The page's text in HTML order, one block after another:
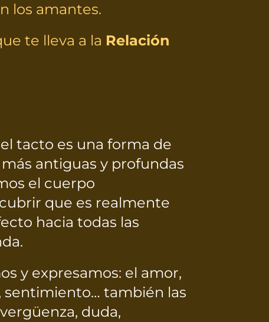
los amantes.
te lleva a la Relación
tacto es una forma de
antiguas y profundas
el cuerpo
que es realmente
hacia todas las
y expresamos: el amor,
sentimiento… también las
duda,